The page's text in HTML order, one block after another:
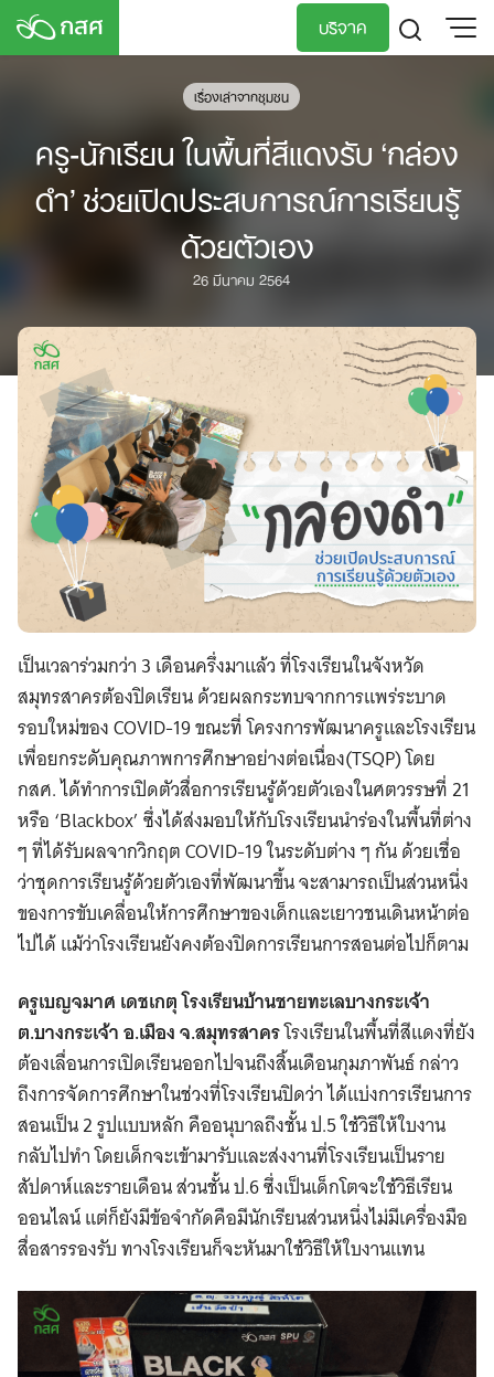
Skip
บริจาค
เรื่องเล่าจากชุมชน
ครู-นักเรียน ในพื้นที่สีแดงรับ ‘กล่อง
ดำ’ ช่วยเปิดประสบการณ์การเรียนรู้
ด้วยตัวเอง
26 มีนาคม 2564
เป็นเวลาร่วมกว่า 3 เดือนครึ่งมาแล้ว ที่โรงเรียนในจังหวัด
สมุทรสาครต้องปิดเรียน ด้วยผลกระทบจากการแพร่ระบาด
รอบใหม่ของCOVID-19ขณะที่ โครงการพัฒนาครูและโรงเรียน
เพื่อยกระดับคุณภาพการศึกษาอย่างต่อเนื่อง(TSQP) โดย
กสศ. ได้ทำการเปิดตัวสื่อการเรียนรู้ด้วยตัวเองในศตวรรษที่ 21
หรือ ‘Blackbox’ ซึ่งได้ส่งมอบให้กับโรงเรียนนำร่องในพื้นที่ต่าง
ๆ ที่ได้รับผลจากวิกฤต COVID-19 ในระดับต่าง ๆ กัน ด้วยเชื่อ
ว่าชุดการเรียนรู้ด้วยตัวเองที่พัฒนาขึ้น จะสามารถเป็นส่วนหนึ่ง
ของการขับเคลื่อนให้การศึกษาของเด็กและเยาวชนเดินหน้าต่อ
ไปได้ แม้ว่าโรงเรียนยังคงต้องปิดการเรียนการสอนต่อไปก็ตาม
ครูเบญจมาศ เดชเกตุ โรงเรียนบ้านชายทะเลบางกระเจ้า
ต.บางกระเจ้า อ.เมือง จ.สมุทรสาครโรงเรียนในพื้นที่สีแดงที่ยัง
ต้องเลื่อนการเปิดเรียนออกไปจนถึงสิ้นเดือนกุมภาพันธ์ กล่าว
ถึงการจัดการศึกษาในช่วงที่โรงเรียนปิดว่า ได้แบ่งการเรียนการ
สอนเป็น 2 รูปแบบหลัก คืออนุบาลถึงชั้น ป.5 ใช้วิธีให้ใบงาน
กลับไปทำ โดยเด็กจะเข้ามารับและส่งงานที่โรงเรียนเป็นราย
สัปดาห์และรายเดือน ส่วนชั้น ป.6 ซึ่งเป็นเด็กโตจะใช้วิธีเรียน
ออนไลน์ แต่ก็ยังมีข้อจำกัดคือมีนักเรียนส่วนหนึ่งไม่มีเครื่องมือ
สื่อสารรองรับ ทางโรงเรียนก็จะหันมาใช้วิธีให้ใบงานแทน